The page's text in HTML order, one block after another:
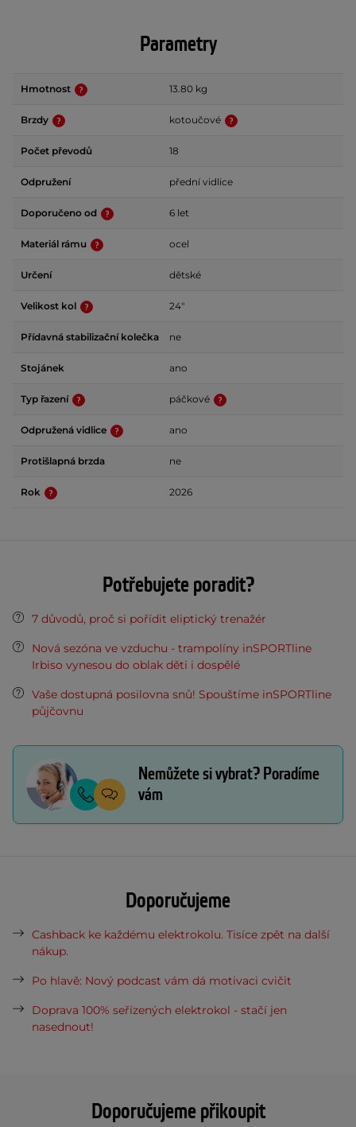
Doporučujeme přikoupit
Parametry
Hmotnost 13.80 kg
Brzdy kotoučové
Počet převodů 18
Odpružení přední vidlice
Doporučeno od 6 let
Materiál rámu ocel
Určení dětské
Velikost kol 24"
Přídavná stabilizační kolečka ne
Stojánek ano
Typ řazení páčkové
Odpružená vidlice ano
Protišlapná brzda ne
Rok 2026
Potřebujete poradit?
7 důvodů, proč si pořídit eliptický trenažér
Nová sezóna ve vzduchu - trampolíny inSPORTline
Irbiso vynesou do oblak děti i dospělé
Vaše dostupná posilovna snů! Spouštíme inSPORTline
půjčovnu
Nemůžete si vybrat? Poradíme
vám
Doporučujeme
Cashback ke každému elektrokolu. Tisíce zpět na další
nákup.
Po hlavě: Nový podcast vám dá motivaci cvičit
Doprava 100% seřízených elektrokol - stačí jen
nasednout!